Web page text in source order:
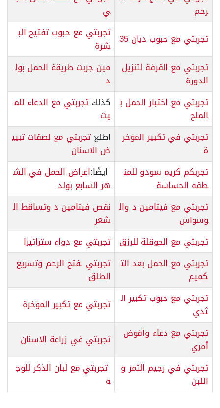
رحم
ي
تجربتي مع حبوب ديان 35
تجربتي مع حبوب تفتيح الب
شرة
تجربتي مع القرفة لتنزيل
الدورة
مين جربت طريقة الحمل بول
د
تجربتي مع اختبار الحمل ب
الملح
كذلكتجربتي مع الدعاء للم
يت
تجربتي في تكبير المؤخر
ة
اطلعتجربتي مع لصقات تبيي
ض الاسنان
تجربكم كريم سودو للمن
طقه الحساسة
ايضًا:اعراض الحمل في الش
هر السابع بولد
تجربتي مع فيتامين د وال
وسواس
نقص فيتامين د وتساقط ال
شعر
تجربتي مع الحوقلة للرزق تجربتي مع دواء ستراتيرا
تجربتي مع الحمل بعد الت
كميم
تجربتي لفتح الرحم وتسريع
الطلق
تجربتي مع حبوب تكبير ال
ثدي
تجربتي مع تكبير المؤخرة
تجربتي مع دعاء وأفوض
أمري
تجربتي في زراعة الاسنان
تجربتي في رجيم التمر و
اللبن
تجربتي مع لبان الذكر للوج
ه